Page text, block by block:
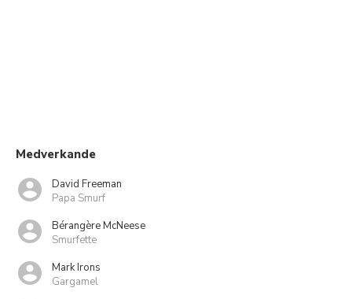
Medverkande
David Freeman
Papa Smurf
Bérangère McNeese
Smurfette
Mark Irons
Gargamel